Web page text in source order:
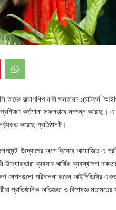
তাদের ফ্ল্যাগশিপ নারী ক্ষমতায়ন প্ল্যাটফর্ম
কর্মশালা সফলভাবে সম্পন্ন করেছে। এ
করেছে প্রতিষ্ঠানটি।
উদ্যোগের অংশ হিসেবে আয়োজিত এ
ব্যবসার আর্থিক ব্যবস্থাপনা
সেশনগুলো পরিচালনা করেন আইপিডিসির
প্রাতিষ্ঠানিক অভিজ্ঞতা ও বিশেষজ্ঞ মতামতের